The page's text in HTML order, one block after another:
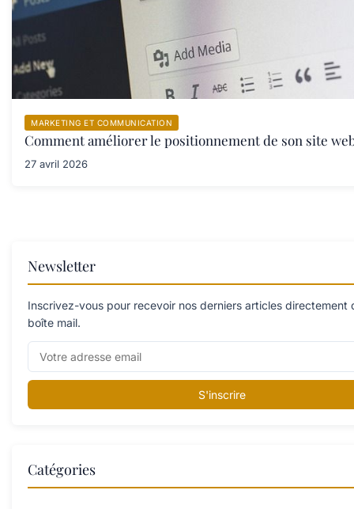
MARKETING ET COMMUNICATION
Comment améliorer le positionnement de son site web
27 avril 2026
Newsletter
Inscrivez-vous pour recevoir nos derniers articles directement
boîte mail.
S'inscrire
Catégories